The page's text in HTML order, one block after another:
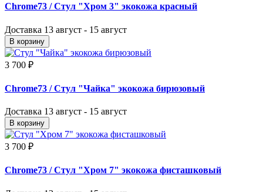
Chrome73 / Стул "Хром 3" экокожа красный
Доставка 13 август - 15 август
В корзину
3 700 ₽
Chrome73 / Стул "Чайка" экокожа бирюзовый
Доставка 13 август - 15 август
В корзину
3 700 ₽
Chrome73 / Стул "Хром 7" экокожа фисташковый